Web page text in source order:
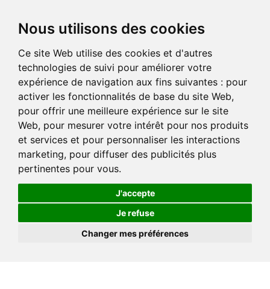
Nous utilisons des cookies
Ce site Web utilise des cookies et d'autres
technologies de suivi pour améliorer votre
expérience de navigation aux fins suivantes : pour
activer les fonctionnalités de base du site Web,
pour offrir une meilleure expérience sur le site
Web, pour mesurer votre intérêt pour nos produits
et services et pour personnaliser les interactions
marketing, pour diffuser des publicités plus
pertinentes pour vous.
J'accepte
Je refuse
Changer mes préférences